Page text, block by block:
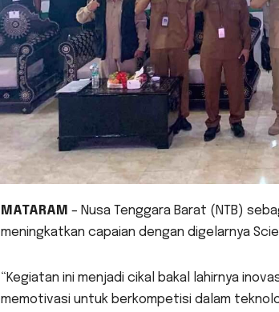
MATARAM – Nusa Tenggara Barat (NTB)
meningkatkan capaian dengan digelarnya
“Kegiatan ini menjadi cikal bakal lahirnya
memotivasi untuk berkompetisi dalam